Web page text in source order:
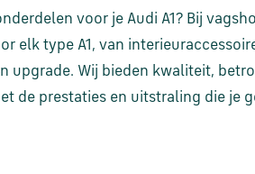
voor je Audi A1? Bij
elk type A1, van
upgrade. Wij bieden kwaliteit,
de prestaties en uitstraling die je